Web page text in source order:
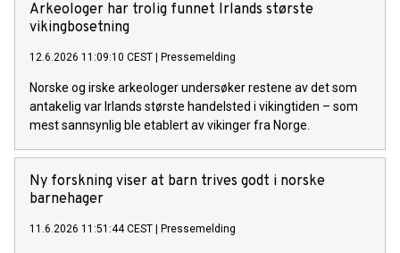
Arkeologer har trolig funnet Irlands største
vikingbosetning
12.6.2026 11:09:10 CEST Pressemelding
Norske og irske arkeologer undersøker restene av det som
antakelig var Irlands største handelsted i vikingtiden – som
mest sannsynlig ble etablert av vikinger fra Norge.
Ny forskning viser at barn trives godt i norske
barnehager
11.6.2026 11:51:44 CEST Pressemelding